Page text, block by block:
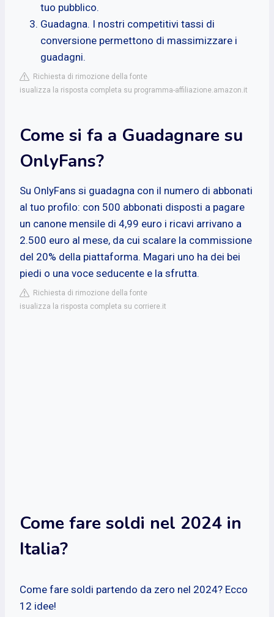
tuo pubblico.
Guadagna. I nostri competitivi tassi di
conversione permettono di massimizzare i
guadagni.
Richiesta di rimozione della fonte
isualizza la risposta completa su programma-affiliazione.amazon.it
Come si fa a Guadagnare su
OnlyFans?
Su OnlyFans si guadagna con il numero di abbonati
al tuo profilo: con 500 abbonati disposti a pagare
un canone mensile di 4,99 euro i ricavi arrivano a
2.500 euro al mese, da cui scalare la commissione
del 20% della piattaforma. Magari uno ha dei bei
piedi o una voce seducente e la sfrutta.
Richiesta di rimozione della fonte
isualizza la risposta completa su corriere.it
Come fare soldi nel 2024 in
Italia?
Come fare soldi partendo da zero nel 2024? Ecco
12 idee!